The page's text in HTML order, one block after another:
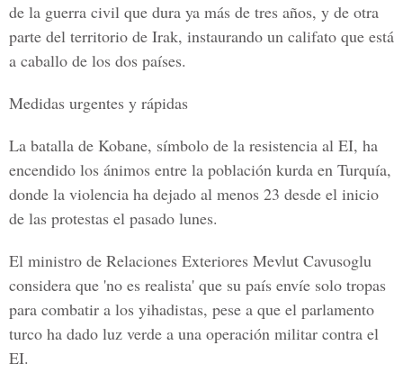
de la guerra civil que dura ya más de tres años, y de otra
parte del territorio de Irak, instaurando un califato que está
a caballo de los dos países.
Medidas urgentes y rápidas
La batalla de Kobane, símbolo de la resistencia al EI, ha
encendido los ánimos entre la población kurda en Turquía,
donde la violencia ha dejado al menos 23 desde el inicio
de las protestas el pasado lunes.
El ministro de Relaciones Exteriores Mevlut Cavusoglu
considera que 'no es realista' que su país envíe solo tropas
para combatir a los yihadistas, pese a que el parlamento
turco ha dado luz verde a una operación militar contra el
EI.